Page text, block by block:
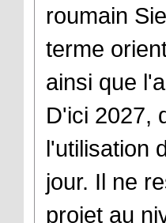
roumain
terme
ainsi que
D'ici 2027,
l'utilisation
jour. Il ne
projet au